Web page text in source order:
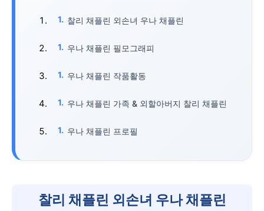
찰리 채플린 외손녀 우나 채플린
우나 채플린 필모그래피
우나 채플린 작품활동
우나 채플린 가족 & 외할아버지 찰리 채플린
우나 채플린 프로필
찰리 채플린 외손녀 우나 채플린